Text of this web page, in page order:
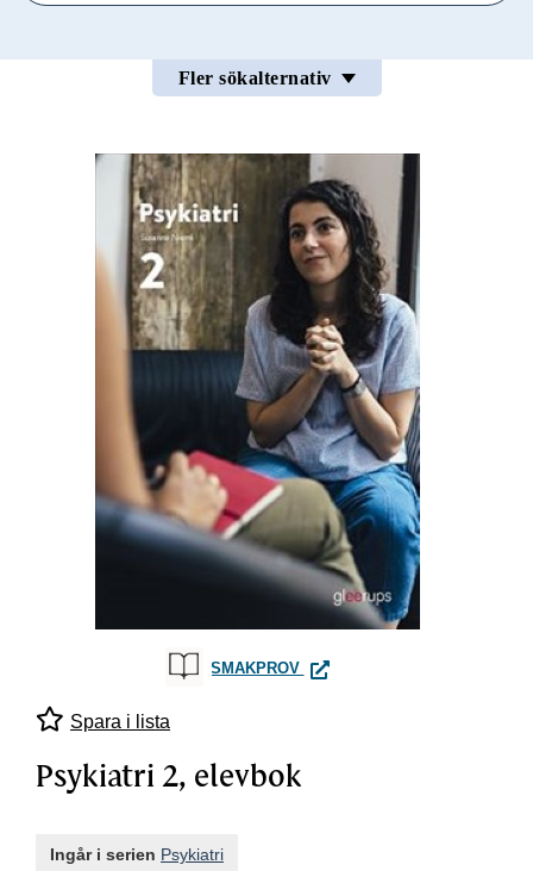
Fler sökalternativ
SMAKPROV PSYKIATRI 2, ELEVBOK
Spara i lista
Psykiatri 2, elevbok
Ingår i serien Psykiatri